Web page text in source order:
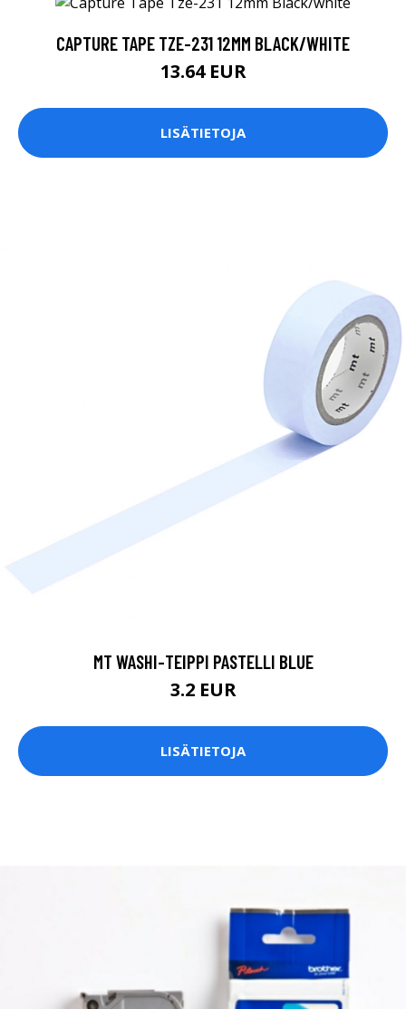
CAPTURE TAPE TZE-231 12MM BLACK/WHITE
13.64 EUR
LISÄTIETOJA
MT WASHI-TEIPPI PASTELLI BLUE
3.2 EUR
LISÄTIETOJA